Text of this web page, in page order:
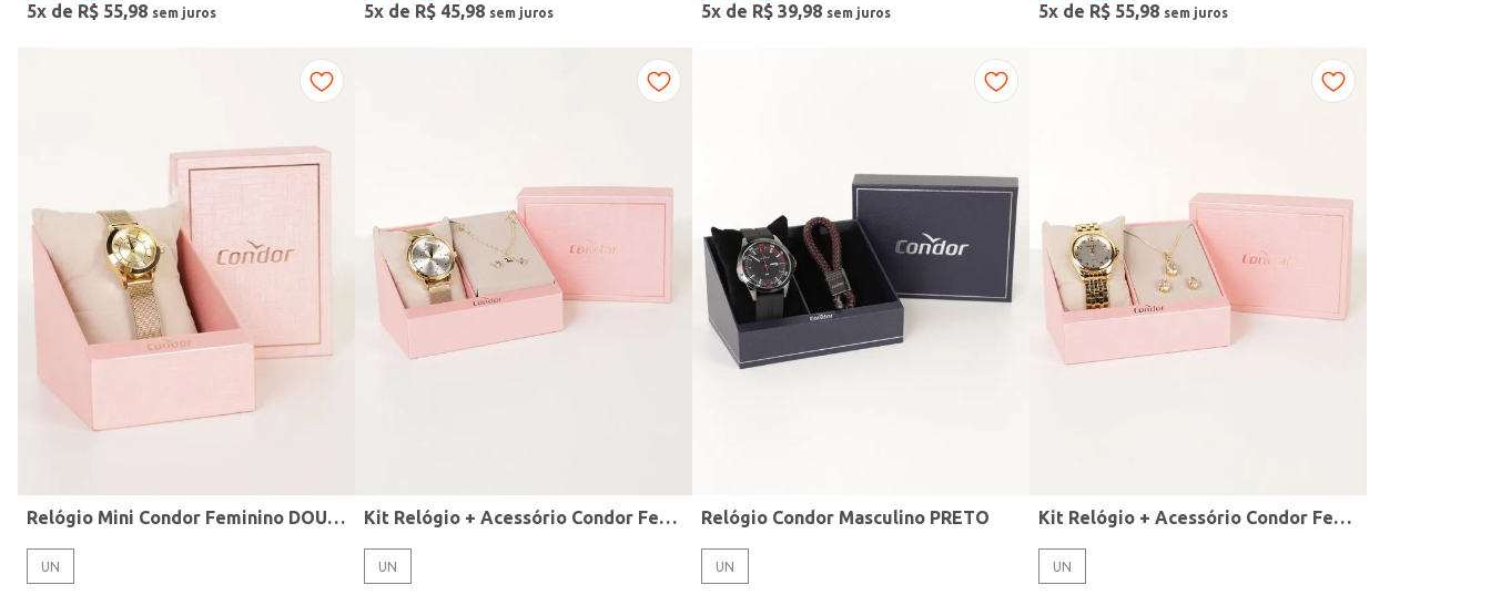
Modelo
5x de R$ 55,98 5x de R$ 45,98 5x de R$ 39,98 5x de R$ 55,98
Relógio Mini Condor Feminino DOURADO
UN
Kit Relógio + Acessório Condor Feminino DOURADO
UN
Relógio Condor Masculino PRETO
UN
Kit Relógio + Acessório Condor Feminino DOURADO
UN